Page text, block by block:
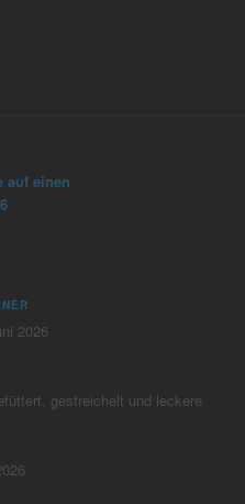
auf einen
2026
gestreichelt und leckere